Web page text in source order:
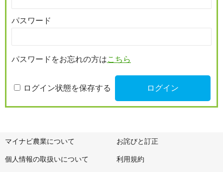
パスワード
パスワードをお忘れの方はこちら
ログイン状態を保存する
マイナビ農業について お詫びと訂正
個人情報の取扱いについて 利用規約